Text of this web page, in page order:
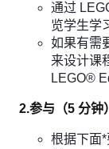
通过
览学生学
如果有需
来设计课
LEGO®
2.参与（5 分钟）
根据下面